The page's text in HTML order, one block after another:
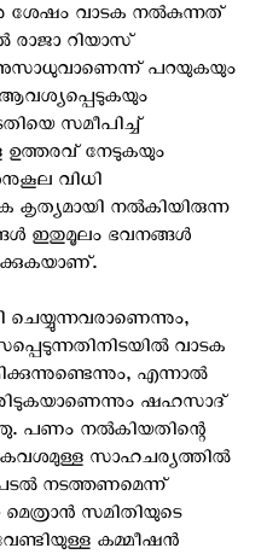
വാടക നൽകുന്നത്
രാജാ റിയാസ്
അസാധുവാണെന്ന് പറയുകയും
സമീപിച്ച്
ഉത്തരവ് നേടുകയും
വിധി
കൃത്യമായി നൽകിയിരുന്ന
ഇതുമൂലം ഭവനങ്ങൾ
വാടക
എന്നാൽ
ഷഹസാദ്
പണം നൽകിയതിന്റെ
സാഹചര്യത്തിൽ
നടത്തണമെന്ന്
സമിതിയുടെ
കമ്മീഷൻ